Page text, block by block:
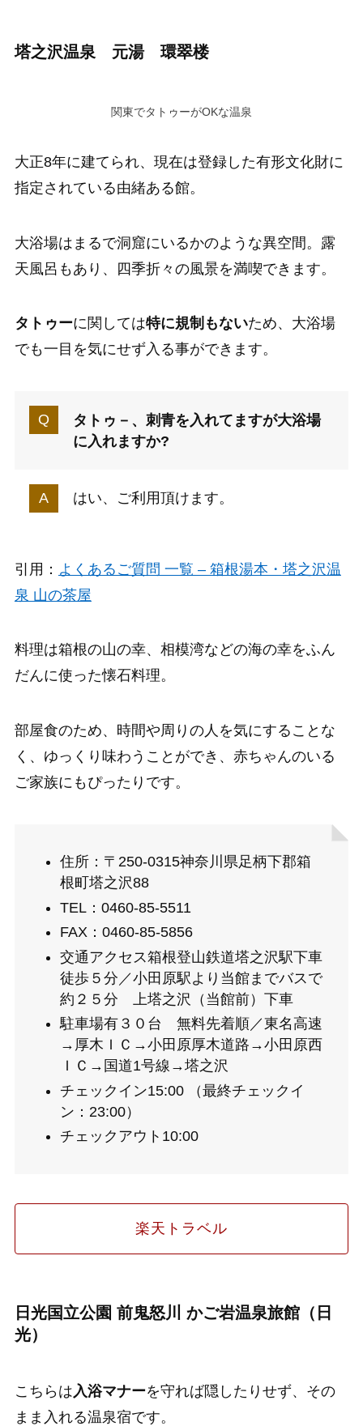
塔之沢温泉 元湯 環翠楼
関東でタトゥーがOKな温泉
大正8年に建てられ、現在は登録した有形文化財に
指定されている由緒ある館。
大浴場はまるで洞窟にいるかのような異空間。露
天風呂もあり、四季折々の風景を満喫できます。
タトゥーに関しては特に規制もないため、大浴場
でも一目を気にせず入る事ができます。
タトゥ－、刺青を入れてますが大浴場
に入れますか?
はい、ご利用頂けます。
引用： よくあるご質問 一覧 – 箱根湯本・塔之沢温
泉 山の茶屋
料理は箱根の山の幸、相模湾などの海の幸をふん
だんに使った懐石料理。
部屋食のため、時間や周りの人を気にすることな
く、ゆっくり味わうことができ、赤ちゃんのいる
ご家族にもぴったりです。
住所：〒250-0315神奈川県足柄下郡箱
根町塔之沢88
TEL：0460-85-5511
FAX：0460-85-5856
交通アクセス箱根登山鉄道塔之沢駅下車
徒歩５分／小田原駅より当館までバスで
約２５分 上塔之沢（当館前）下車
駐車場有３０台 無料先着順／東名高速
→厚木ＩＣ→小田原厚木道路→小田原西
ＩＣ→国道1号線→塔之沢
チェックイン15:00 （最終チェックイ
ン：23:00）
チェックアウト10:00
楽天トラベル
日光国立公園 前鬼怒川 かご岩温泉旅館（日
光）
こちらは 入浴マナーを守れば隠したりせず、その
まま入れる温泉宿です。